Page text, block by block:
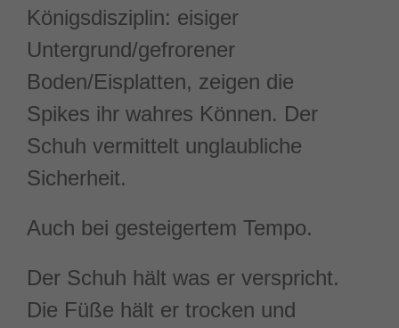
Königsdisziplin: eisiger
Untergrund/gefrorener
Boden/Eisplatten, zeigen die
Spikes ihr wahres Können. Der
Schuh vermittelt unglaubliche
Sicherheit.
Auch bei gesteigertem Tempo.
Der Schuh hält was er verspricht.
Die Füße hält er trocken und